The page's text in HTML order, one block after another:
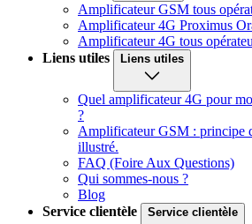
Amplificateur GSM tous
Amplificateur 4G Proximus
Amplificateur 4G tous
Liens utiles
Liens utiles
Quel amplificateur 4G pour
?
Amplificateur GSM : principe
illustré.
FAQ (Foire Aux Questions)
Qui sommes-nous ?
Blog
Service clientèle
Service clientèle